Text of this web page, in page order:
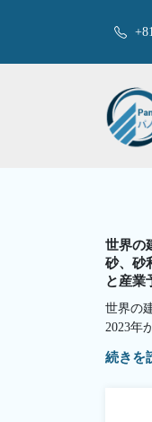
世界の
砂、砂
と産業
世界の
2023年
続きを